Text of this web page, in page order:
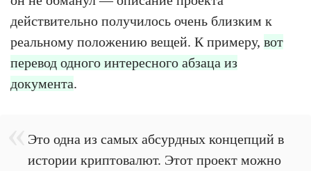
действительно получилось очень близким к
реальному положению вещей. К примеру, вот
перевод одного интересного абзаца из
документа.
Это одна из самых абсурдных концепций в
истории криптовалют. Этот проект можно